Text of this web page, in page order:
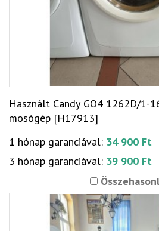
Használt Candy GO4 1262D/1-
mosógép [H17913]
1 hónap garanciával: 34 900 Ft
3 hónap garanciával: 39 900 Ft